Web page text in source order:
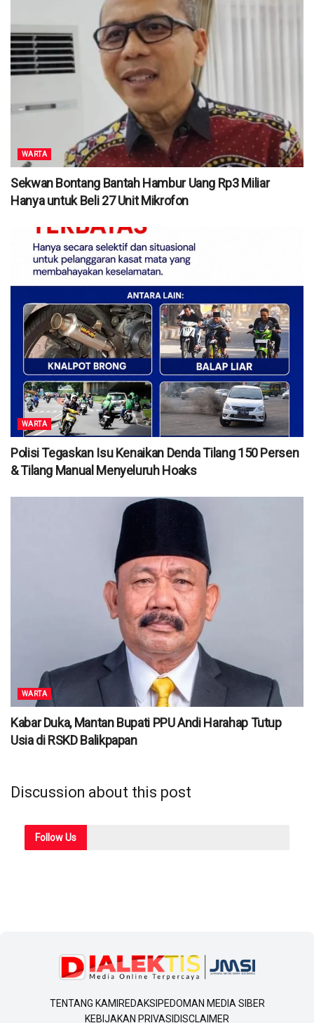
WARTA
Sekwan Bontang Bantah Hambur Uang Rp3 Miliar
Hanya untuk Beli 27 Unit Mikrofon
WARTA
Polisi Tegaskan Isu Kenaikan Denda Tilang 150 Persen
& Tilang Manual Menyeluruh Hoaks
WARTA
Kabar Duka, Mantan Bupati PPU Andi Harahap Tutup
Usia di RSKD Balikpapan
Discussion about this post
FollowUs
TENTANG KAMI REDAKSI PEDOMAN MEDIA SIBER
KEBIJAKAN PRIVASI DISCLAIMER